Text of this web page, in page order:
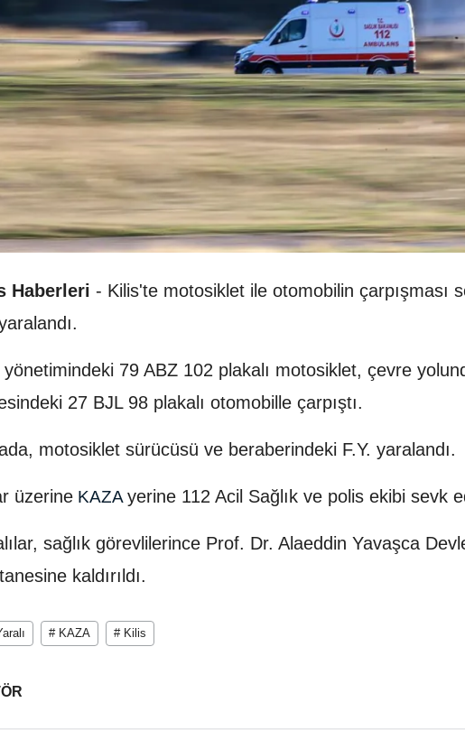
Haberleri - Kilis'te motosiklet ile otomobilin çarpışması
yönetimindeki 79 ABZ 102 plakalı motosiklet, çevre
27 BJL 98 plakalı otomobille çarpıştı.
motosiklet sürücüsü ve beraberindeki F.Y. yaralandı.
üzerine KAZA yerine 112 Acil Sağlık ve polis ekibi sevk
sağlık görevlilerince Prof. Dr. Alaeddin Yavaşca
kaldırıldı.
# KAZA # Kilis